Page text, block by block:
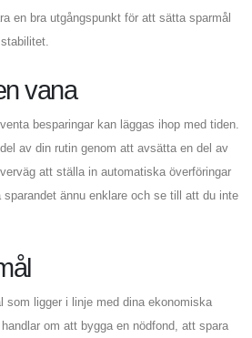
en bra utgångspunkt för att sätta sparmål
vana
besparingar kan läggas ihop med tiden.
av din rutin genom att avsätta en del av
att ställa in automatiska överföringar
ännu enklare och se till att du inte
som ligger i linje med dina ekonomiska
om att bygga en nödfond, att spara